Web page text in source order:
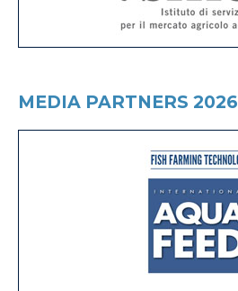
MEDIA PARTNERS 2026